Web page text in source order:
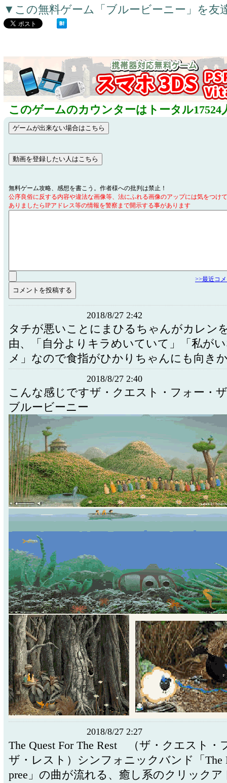
▼この無料ゲーム「ブルービーニー」を友
このゲームのカウンターはトータル17524
無料ゲーム攻略、感想を書こう。作者様への批判は禁止！
公序良俗に反する内容や違法な画像等、法にふれる画像のアップには気をつけ
ありましたらIPアドレス等の情報を警察まで開示する事があります
>>最近コ
2018/8/27 2:42
タチが悪いことにまひるちゃんがカレン
由、「自分よりキラめいていて」「私が
メ」なので食指がひかりちゃんにも向き
2018/8/27 2:40
こんな感じですザ・クエスト・フォー・
ブルービーニー
2018/8/27 2:27
The Quest For The Rest （ザ・クエスト・
ザ・レスト）シンフォニックバンド「The
pree」の曲が流れる、癒し系のクリック